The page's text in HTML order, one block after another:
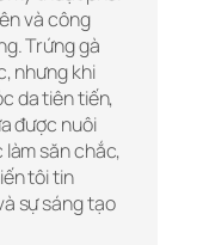
và công
Trứng gà
nhưng khi
da tiên tiến,
được nuôi
săn chắc,
tôi tin
sự sáng tạo